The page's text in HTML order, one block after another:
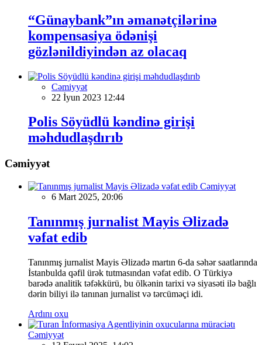
“Günaybank”ın əmanətçilərinə
kompensasiya ödənişi
gözlənildiyindən az olacaq
Cəmiyyət
22 İyun 2023 12:44
Polis Söyüdlü kəndinə girişi
məhdudlaşdırıb
Cəmiyyət
Cəmiyyət
6 Mart 2025, 20:06
Tanınmış jurnalist Mayis Əlizadə
vəfat edib
Tanınmış jurnalist Mayis Əlizadə martın 6-da səhər saatlarında
İstanbulda qəfil ürək tutmasından vəfat edib. O Türkiyə
barədə analitik təfəkkürü, bu ölkənin tarixi və siyasəti ilə bağlı
dərin biliyi ilə tanınan jurnalist və tərcüməçi idi.
Ardını oxu
Cəmiyyət